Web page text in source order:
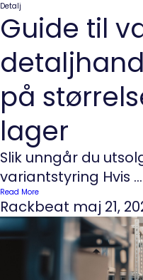
Detalj
Guide til
på
lager
Slik unngår du
variantstyring Hvis ...
Read More
Rackbeat maj 21,